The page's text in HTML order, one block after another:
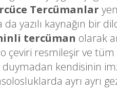
Tercümanlar
da yazılı kaynağın bir
tercüman olarak
çeviri resmileşir ve
kendisinin
ayrı ayrı